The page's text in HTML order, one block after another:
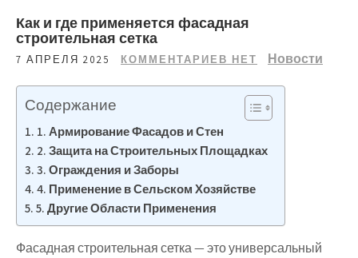
Как и где применяется фасадная
строительная сетка
7 АПРЕЛЯ 2025 КОММЕНТАРИЕВ НЕТ Новости
Содержание
1. Армирование Фасадов и Стен
2. Защита на Строительных Площадках
3. Ограждения и Заборы
4. Применение в Сельском Хозяйстве
5. Другие Области Применения
Фасадная строительная сетка — это универсальный